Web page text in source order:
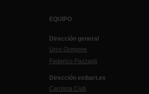
EQUIPO
Dirección general
Uros Gorgone
Federico Pazzagli
Dirección exibart.es
Carolina Ciuti